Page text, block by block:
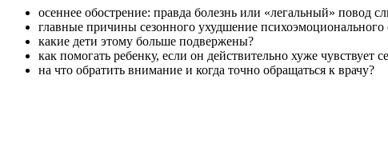
осеннее обострение: правда болезнь или «легальный» повод
главные причины сезонного ухудшение психоэмоционального
какие дети этому больше подвержены?
как помогать ребенку, если он действительно хуже чувствует
на что обратить внимание и когда точно обращаться к врачу?